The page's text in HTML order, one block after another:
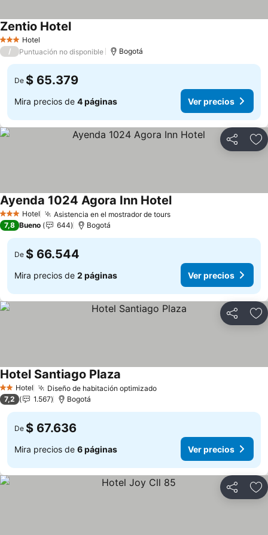
3 Estrellas
Hotel
Zentio Hotel
/ Puntuación no disponible Bogotá
De $ 65.379
Mira precios de 4 páginas Ver precios
Compartir
3 Estrellas
Hotel Asistencia en el mostrador de tours
Ayenda 1024 Agora Inn Hotel
7,8 Bueno 644 Bogotá
De $ 66.544
Mira precios de 2 páginas Ver precios
Compartir
2 Estrellas
Hotel Diseño de habitación optimizado
Hotel Santiago Plaza
7,2 1.567 Bogotá
De $ 67.636
Mira precios de 6 páginas Ver precios
Compartir